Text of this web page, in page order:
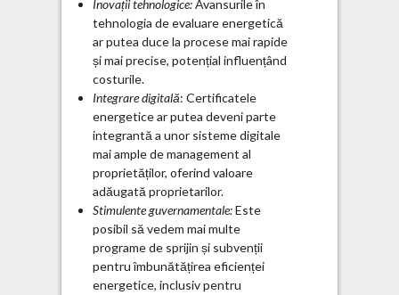
Inovații tehnologice:Avansurile în
tehnologia de evaluare energetică
ar putea duce la procese mai rapide
și mai precise, potențial influențând
costurile.
Integrare digitală: Certificatele
energetice ar putea deveni parte
integrantă a unor sisteme digitale
mai ample de management al
proprietăților, oferind valoare
adăugată proprietarilor.
Stimulente guvernamentale:Este
posibil să vedem mai multe
programe de sprijin și subvenții
pentru îmbunătățirea eficienței
energetice, inclusiv pentru